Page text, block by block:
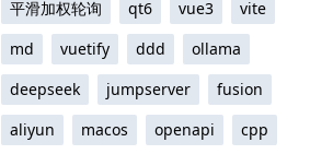
平滑加权轮询
qt6 vue3
vite
md
vuetify ddd
ollama
deepseek
jumpserver
fusion
aliyun
macos openapi
cpp